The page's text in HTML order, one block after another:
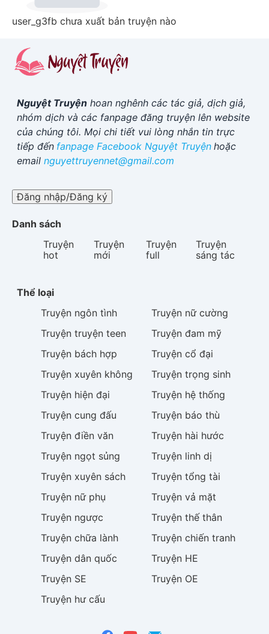
user_g3fb chưa xuất bản truyện nào
Nguyệt Truyện hoan nghênh các tác giả, dịch giả,
nhóm dịch và các fanpage đăng truyện lên website
của chúng tôi. Mọi chi tiết vui lòng nhắn tin trực
tiếp đến fanpage Facebook Nguyệt Truyện hoặc
email nguyettruyennet@gmail.com
Đăng nhập/Đăng ký
Danh sách
Truyện
hot
Truyện
mới
Truyện
full
Truyện
sáng tác
Thể loại
Truyện ngôn tình Truyện nữ cường
Truyện truyện teen Truyện đam mỹ
Truyện bách hợp Truyện cổ đại
Truyện xuyên không Truyện trọng sinh
Truyện hiện đại Truyện hệ thống
Truyện cung đấu Truyện báo thù
Truyện điền văn Truyện hài hước
Truyện ngọt sủng Truyện linh dị
Truyện xuyên sách Truyện tổng tài
Truyện nữ phụ Truyện vả mặt
Truyện ngược Truyện thế thân
Truyện chữa lành Truyện chiến tranh
Truyện dân quốc Truyện HE
Truyện SE Truyện OE
Truyện hư cấu